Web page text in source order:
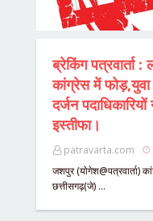
ब्रेकिंग पत्रवार्ता
कांग्रेस में
दर्जन
इस्तीफा।
patravarta.com
जशपुर (योगेश@पत्रवार्ता)
छत्तीसगढ़(जे) …